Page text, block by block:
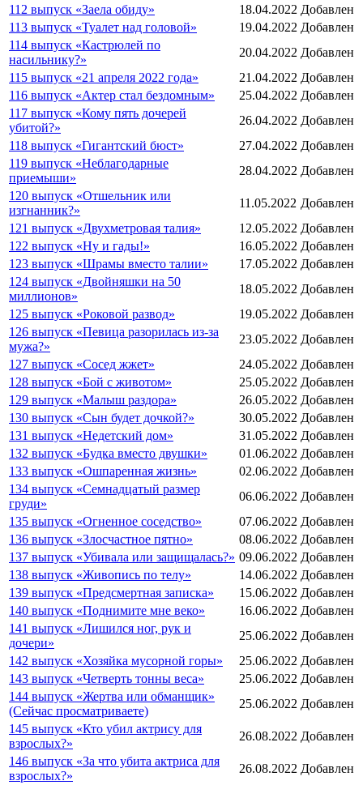
112 выпуск «Заела обиду»
18.04.2022 Добавлен
113 выпуск «Туалет над головой»
19.04.2022 Добавлен
114 выпуск «Кастрюлей по
насильнику?»
20.04.2022 Добавлен
115 выпуск «21 апреля 2022 года»
21.04.2022 Добавлен
116 выпуск «Актер стал бездомным»
25.04.2022 Добавлен
117 выпуск «Кому пять дочерей
убитой?»
26.04.2022 Добавлен
118 выпуск «Гигантский бюст»
27.04.2022 Добавлен
119 выпуск «Неблагодарные
приемыши»
28.04.2022 Добавлен
120 выпуск «Отшельник или
изгнанник?»
11.05.2022 Добавлен
121 выпуск «Двухметровая талия»
12.05.2022 Добавлен
122 выпуск «Ну и гады!»
16.05.2022 Добавлен
123 выпуск «Шрамы вместо талии»
17.05.2022 Добавлен
124 выпуск «Двойняшки на 50
миллионов»
18.05.2022 Добавлен
125 выпуск «Роковой развод»
19.05.2022 Добавлен
126 выпуск «Певица разорилась из-за
мужа?»
23.05.2022 Добавлен
127 выпуск «Сосед жжет»
24.05.2022 Добавлен
128 выпуск «Бой с животом»
25.05.2022 Добавлен
129 выпуск «Малыш раздора»
26.05.2022 Добавлен
130 выпуск «Сын будет дочкой?»
30.05.2022 Добавлен
131 выпуск «Недетский дом»
31.05.2022 Добавлен
132 выпуск «Будка вместо двушки»
01.06.2022 Добавлен
133 выпуск «Ошпаренная жизнь»
02.06.2022 Добавлен
134 выпуск «Семнадцатый размер
груди»
06.06.2022 Добавлен
135 выпуск «Огненное соседство»
07.06.2022 Добавлен
136 выпуск «Злосчастное пятно»
08.06.2022 Добавлен
137 выпуск «Убивала или защищалась?» 09.06.2022 Добавлен
138 выпуск «Живопись по телу»
14.06.2022 Добавлен
139 выпуск «Предсмертная записка»
15.06.2022 Добавлен
140 выпуск «Поднимите мне веко»
16.06.2022 Добавлен
141 выпуск «Лишился ног, рук и
дочери»
25.06.2022 Добавлен
142 выпуск «Хозяйка мусорной горы»
25.06.2022 Добавлен
143 выпуск «Четверть тонны веса»
25.06.2022 Добавлен
144 выпуск «Жертва или обманщик»
(Сейчас просматриваете)
25.06.2022 Добавлен
145 выпуск «Кто убил актрису для
взрослых?»
26.08.2022 Добавлен
146 выпуск «За что убита актриса для
взрослых?»
26.08.2022 Добавлен